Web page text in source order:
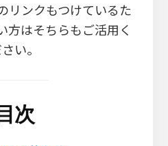
リンクもつけているた
方はそちらもご活用く
い。
目次